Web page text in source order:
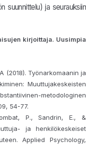
suunnittelu) ja seurauksiin
kirjoittaja. Uusimpia
(2018). Työnarkomaanin ja
Muuttujakeskeisten
metodologinen
54-77.
P., Sandrin, E., &
ja henkilökeskeiset
Applied Psychology,